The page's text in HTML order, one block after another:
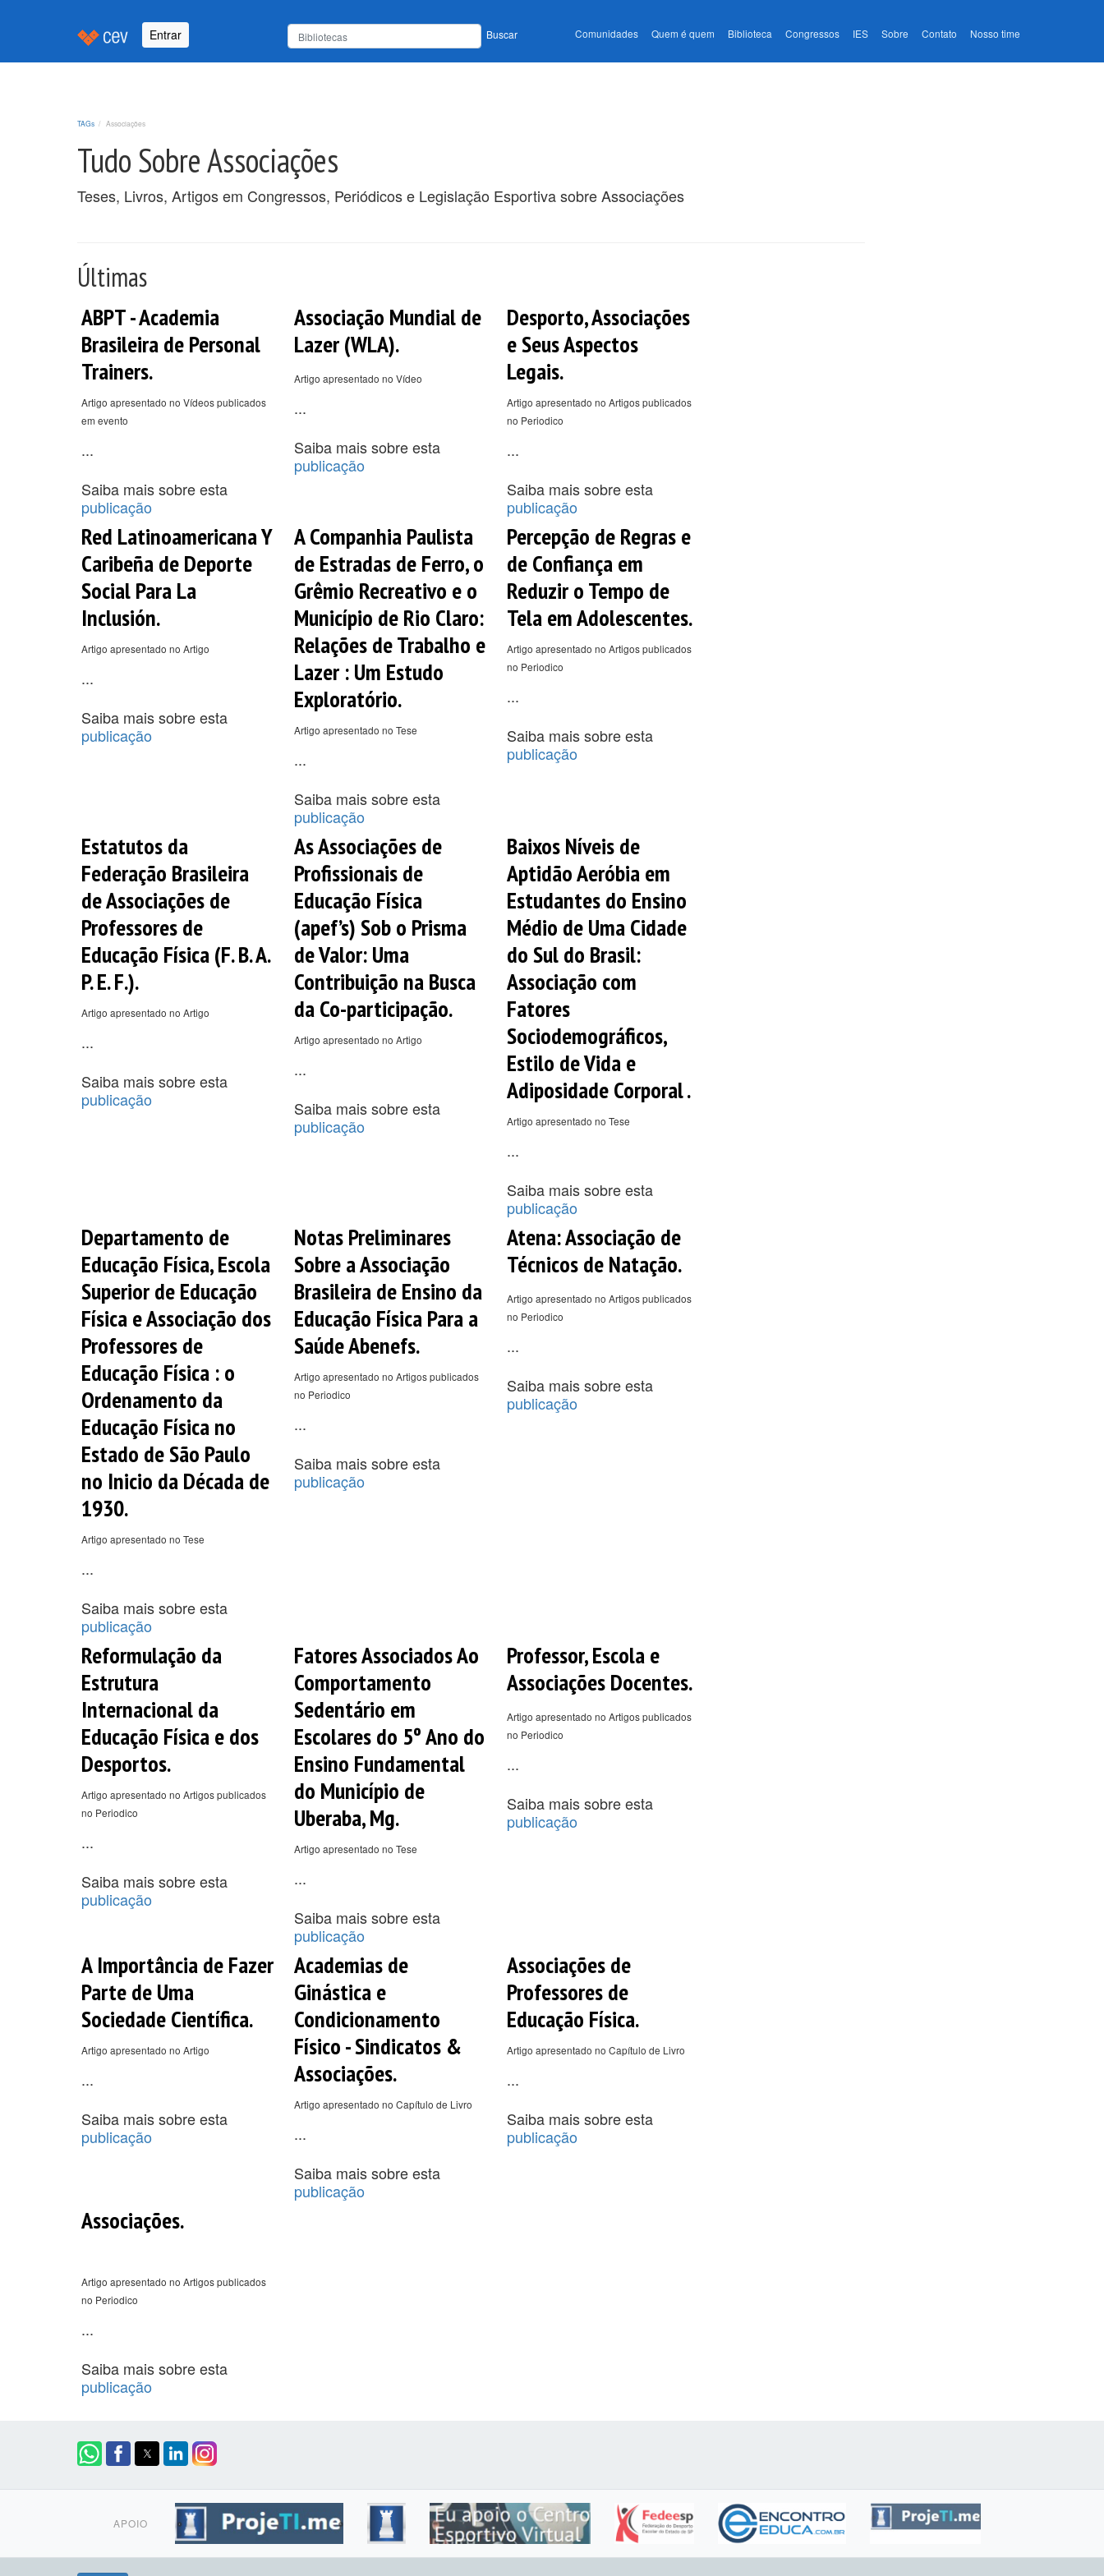
Entrar Buscar Comunidades Quem é quem Biblioteca Congressos IES Sobre Contato Nosso time
TAGs Associações
Tudo Sobre Associações
Teses, Livros, Artigos em Congressos, Periódicos e Legislação Esportiva sobre Associações
Últimas
ABPT - Academia
Brasileira de Personal
Trainers.
Artigo apresentado no Vídeos publicados
em evento
...
Saiba mais sobre esta
publicação
Associação Mundial de
Lazer (WLA).
Artigo apresentado no Vídeo
...
Saiba mais sobre esta
publicação
Desporto, Associações
e Seus Aspectos
Legais.
Artigo apresentado no Artigos publicados
no Periodico
...
Saiba mais sobre esta
publicação
Red Latinoamericana Y
Caribeña de Deporte
Social Para La
Inclusión.
Artigo apresentado no Artigo
...
Saiba mais sobre esta
publicação
A Companhia Paulista
de Estradas de Ferro, o
Grêmio Recreativo e o
Município de Rio Claro:
Relações de Trabalho e
Lazer : Um Estudo
Exploratório.
Artigo apresentado no Tese
...
Saiba mais sobre esta
publicação
Percepção de Regras e
de Confiança em
Reduzir o Tempo de
Tela em Adolescentes.
Artigo apresentado no Artigos publicados
no Periodico
...
Saiba mais sobre esta
publicação
Estatutos da
Federação Brasileira
de Associações de
Professores de
Educação Física (F. B. A.
P. E. F.).
Artigo apresentado no Artigo
...
Saiba mais sobre esta
publicação
As Associações de
Profissionais de
Educação Física
(apef’s) Sob o Prisma
de Valor: Uma
Contribuição na Busca
da Co-participação.
Artigo apresentado no Artigo
...
Saiba mais sobre esta
publicação
Baixos Níveis de
Aptidão Aeróbia em
Estudantes do Ensino
Médio de Uma Cidade
do Sul do Brasil:
Associação com
Fatores
Sociodemográficos,
Estilo de Vida e
Adiposidade Corporal .
Artigo apresentado no Tese
...
Saiba mais sobre esta
publicação
Departamento de
Educação Física, Escola
Superior de Educação
Física e Associação dos
Professores de
Educação Física : o
Ordenamento da
Educação Física no
Estado de São Paulo
no Inicio da Década de
1930.
Artigo apresentado no Tese
...
Saiba mais sobre esta
publicação
Notas Preliminares
Sobre a Associação
Brasileira de Ensino da
Educação Física Para a
Saúde Abenefs.
Artigo apresentado no Artigos publicados
no Periodico
...
Saiba mais sobre esta
publicação
Atena: Associação de
Técnicos de Natação.
Artigo apresentado no Artigos publicados
no Periodico
...
Saiba mais sobre esta
publicação
Reformulação da
Estrutura
Internacional da
Educação Física e dos
Desportos.
Artigo apresentado no Artigos publicados
no Periodico
...
Saiba mais sobre esta
publicação
Fatores Associados Ao
Comportamento
Sedentário em
Escolares do 5º Ano do
Ensino Fundamental
do Município de
Uberaba, Mg.
Artigo apresentado no Tese
...
Saiba mais sobre esta
publicação
Professor, Escola e
Associações Docentes.
Artigo apresentado no Artigos publicados
no Periodico
...
Saiba mais sobre esta
publicação
A Importância de Fazer
Parte de Uma
Sociedade Científica.
Artigo apresentado no Artigo
...
Saiba mais sobre esta
publicação
Academias de
Ginástica e
Condicionamento
Físico - Sindicatos &
Associações.
Artigo apresentado no Capítulo de Livro
...
Saiba mais sobre esta
publicação
Associações de
Professores de
Educação Física.
Artigo apresentado no Capítulo de Livro
...
Saiba mais sobre esta
publicação
Associações.
Artigo apresentado no Artigos publicados
no Periodico
...
Saiba mais sobre esta
publicação
APOIO